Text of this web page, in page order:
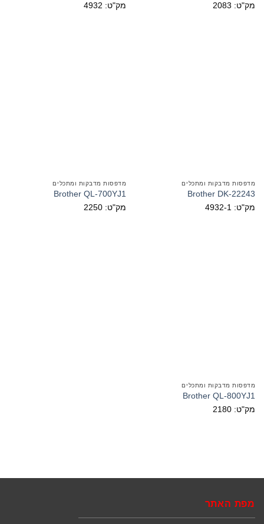
מק"ט: 2083
מק"ט: 4932
מדפסות מדבקות ומתכלים
Brother DK-22243
מק"ט: 4932-1
מדפסות מדבקות ומתכלים
Brother QL-700YJ1
מק"ט: 2250
מדפסות מדבקות ומתכלים
Brother QL-800YJ1
מק"ט: 2180
מפת האתר